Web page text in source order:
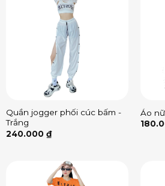
Quần jogger phối cúc bấm -
Trắng
240.000 ₫
Áo